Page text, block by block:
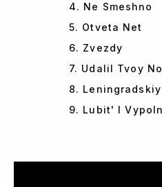
4. Ne Smeshno
5. Otveta Net
6. Zvezdy
7. Udalil Tvoy
8.
9. Lubit' I